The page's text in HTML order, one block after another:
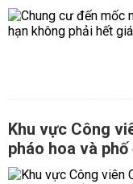
Khu vực Công
pháo hoa và